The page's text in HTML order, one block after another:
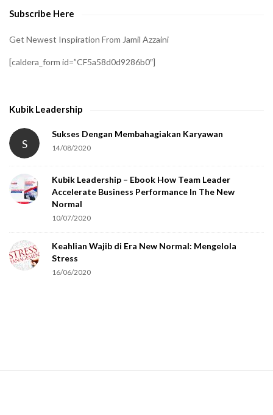
Subscribe Here
Get Newest Inspiration From Jamil Azzaini
[caldera_form id=”CF5a58d0d9286b0″]
Kubik Leadership
S
Sukses Dengan Membahagiakan Karyawan
14/08/2020
Kubik Leadership – Ebook How Team Leader
Accelerate Business Performance In The New
Normal
10/07/2020
Keahlian Wajib di Era New Normal: Mengelola
Stress
16/06/2020